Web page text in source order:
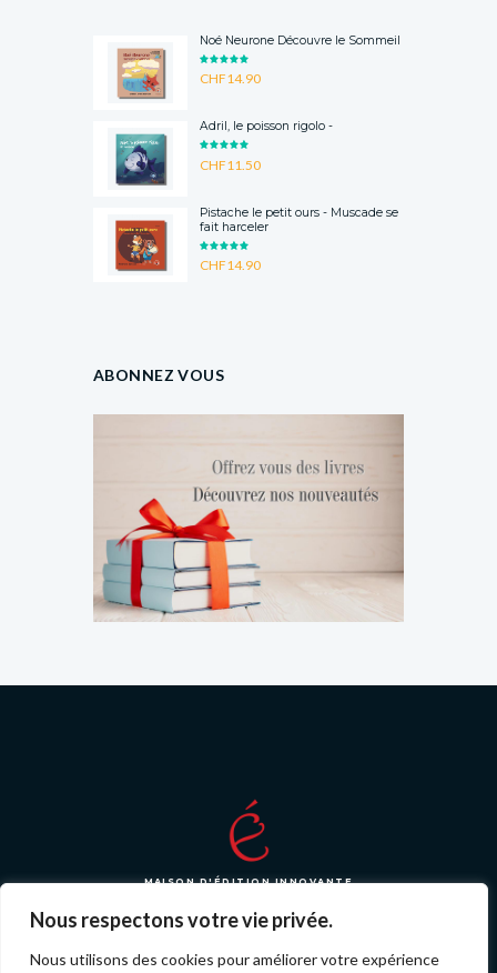
Nous respectons votre vie privée.
Nous utilisons des cookies pour améliorer votre expérience
Noé Neurone Découvre le Sommeil
5.00 OUT
CHF14.90
Adril, le poisson rigolo -
5.00 OUT
OF 5
CHF11.50
Pistache le petit ours - Muscade se
fait harceler
5.00 OUT
CHF14.90
ABONNEZ VOUS
MAISON D'ÉDITION INNOVANTE